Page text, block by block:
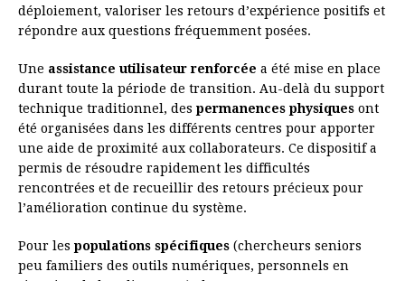
déploiement, valoriser les retours d’expérience positifs et
répondre aux questions fréquemment posées.
Une assistance utilisateur renforcée a été mise en place
durant toute la période de transition. Au-delà du support
technique traditionnel, des permanences physiques ont
été organisées dans les différents centres pour apporter
une aide de proximité aux collaborateurs. Ce dispositif a
permis de résoudre rapidement les difficultés
rencontrées et de recueillir des retours précieux pour
l’amélioration continue du système.
Pour les populations spécifiques (chercheurs seniors
peu familiers des outils numériques, personnels en